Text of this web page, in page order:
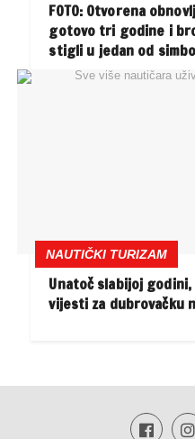
FOTO: Otvorena
gotovo tri godine i
stigli u jedan od
NAUTIČKI TURIZAM
Unatoč slabijoj
vijesti za dubrovačku